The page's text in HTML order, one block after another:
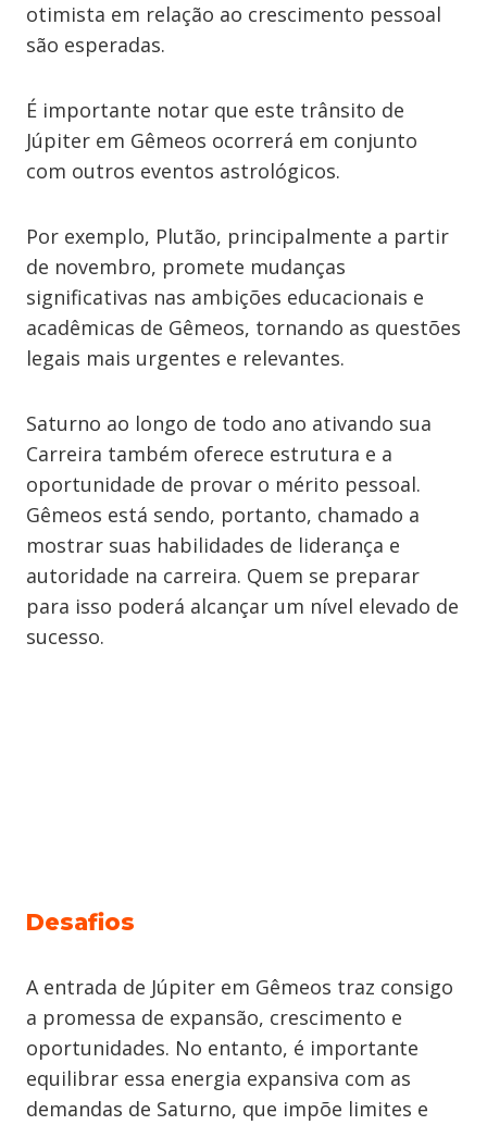
otimista em relação ao crescimento pessoal
são esperadas.
É importante notar que este trânsito de
Júpiter em Gêmeos ocorrerá em conjunto
com outros eventos astrológicos.
Por exemplo, Plutão, principalmente a partir
de novembro, promete mudanças
significativas nas ambições educacionais e
acadêmicas de Gêmeos, tornando as questões
legais mais urgentes e relevantes.
Saturno ao longo de todo ano ativando sua
Carreira também oferece estrutura e a
oportunidade de provar o mérito pessoal.
Gêmeos está sendo, portanto, chamado a
mostrar suas habilidades de liderança e
autoridade na carreira. Quem se preparar
para isso poderá alcançar um nível elevado de
sucesso.
Desafios
A entrada de Júpiter em Gêmeos traz consigo
a promessa de expansão, crescimento e
oportunidades. No entanto, é importante
equilibrar essa energia expansiva com as
demandas de Saturno, que impõe limites e